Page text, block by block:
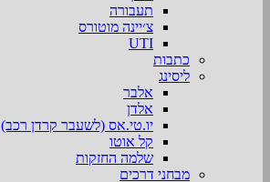
תעבורה
צ׳יינה מוטורס
UTI
כתבות
ליסינג
אלבר
אלדן
יו.טי.אס (לשעבר קרדן רכב)
קל אוטו
שלמה החזקות
מבחני דרכים